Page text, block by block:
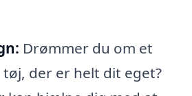
Drømmer du om et
der er helt dit eget?